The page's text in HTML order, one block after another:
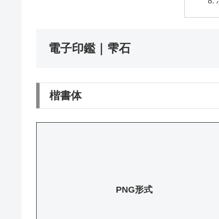
電子印鑑｜雫石
楷書体
PNG形式